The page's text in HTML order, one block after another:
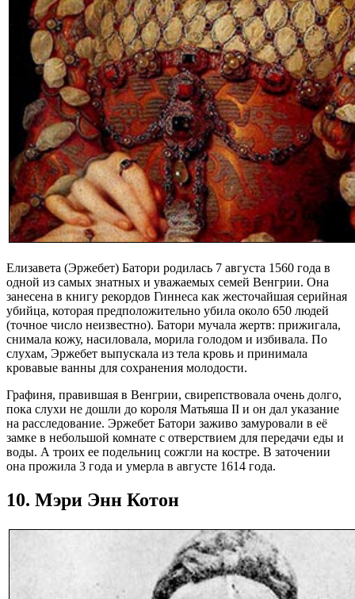
Елизавета (Эржебет) Батори родилась 7 августа 1560 года в
одной из самых знатных и уважаемых семей Венгрии. Она
занесена в книгу рекордов Гиннеса как жесточайшая серийная
убийца, которая предположительно убила около 650 людей
(точное число неизвестно). Батори мучала жертв: прижигала,
снимала кожу, насиловала, морила голодом и избивала. По
слухам, Эржебет выпускала из тела кровь и принимала
кровавые ванны для сохранения молодости.
Графиня, правившая в Венгрии, свирепствовала очень долго,
пока слухи не дошли до короля Матьяша II и он дал указание
на расследование. Эржебет Батори заживо замуровали в её
замке в небольшой комнате с отверствием для передачи еды и
воды. А троих ее подельниц сожгли на костре. В заточении
она прожила 3 года и умерла в августе 1614 года.
10. Мэри Энн Котон